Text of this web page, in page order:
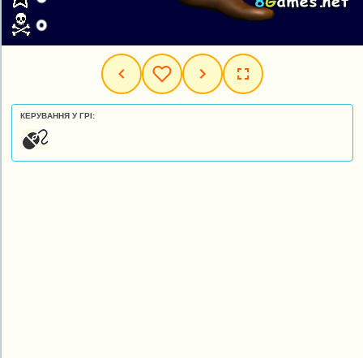
КЕРУВАННЯ У ГРІ: